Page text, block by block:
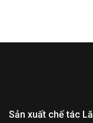
Sản xuất chế tác